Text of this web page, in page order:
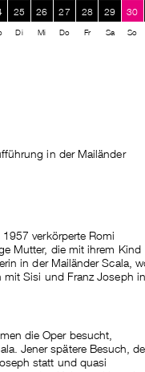
25
Di
26
Mi
27
Do
28
Fr
29
Sa
30
So
in der Mailänder
verkörperte Romi
Mutter, die mit ihrem Kind
in der Mailänder Scala,
mit Sisi und Franz Joseph in
die Oper besucht,
Jener spätere Besuch,
statt und quasi